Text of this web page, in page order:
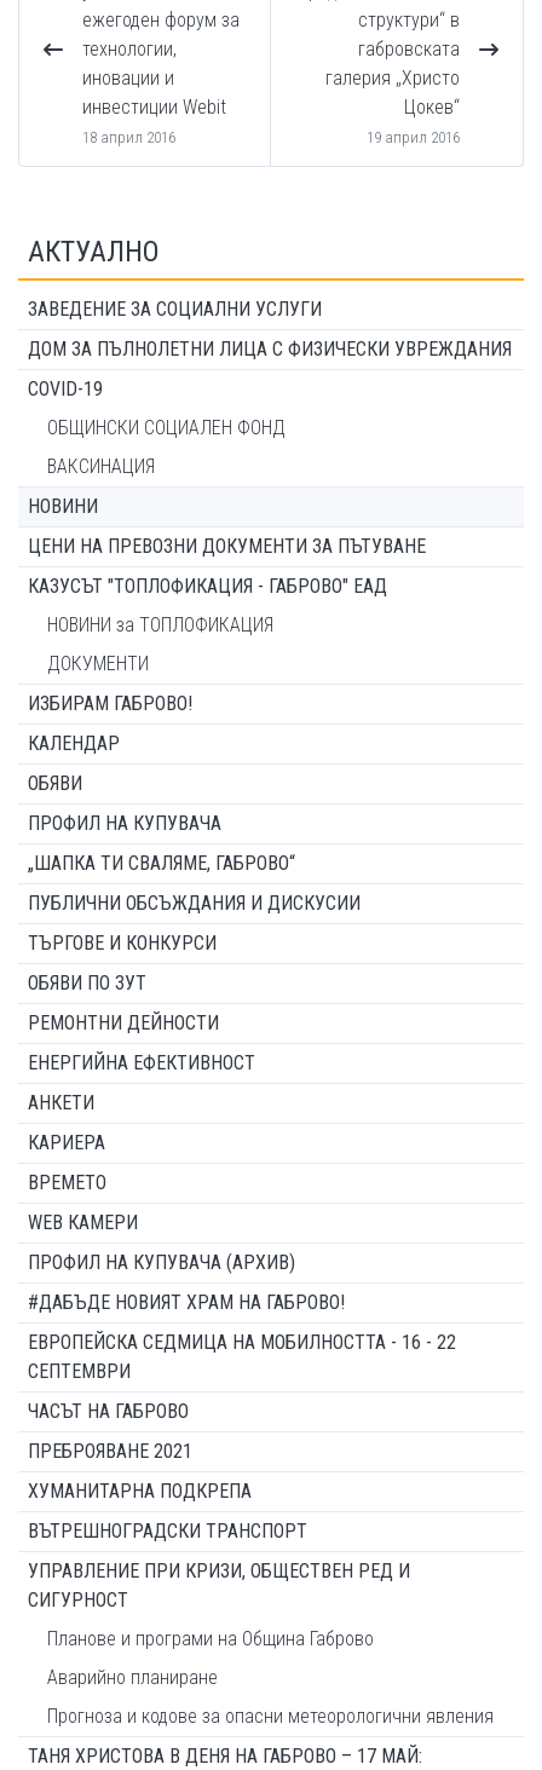
ежегоден форум за
технологии,
иновации и
инвестиции Webit
18 април 2016
структури“ в
габровската
галерия „Христо
Цокев“
19 април 2016
АКТУАЛНО
ЗАВЕДЕНИЕ ЗА СОЦИАЛНИ УСЛУГИ
ДОМ ЗА ПЪЛНОЛЕТНИ ЛИЦА С ФИЗИЧЕСКИ УВРЕЖДАНИЯ
COVID-19
ОБЩИНСКИ СОЦИАЛЕН ФОНД
ВАКСИНАЦИЯ
НОВИНИ
ЦЕНИ НА ПРЕВОЗНИ ДОКУМЕНТИ ЗА ПЪТУВАНЕ
КАЗУСЪТ "ТОПЛОФИКАЦИЯ - ГАБРОВО" ЕАД
НОВИНИ за ТОПЛОФИКАЦИЯ
ДОКУМЕНТИ
ИЗБИРАМ ГАБРОВО!
КАЛЕНДАР
ОБЯВИ
ПРОФИЛ НА КУПУВАЧА
„ШАПКА ТИ СВАЛЯМЕ, ГАБРОВО“
ПУБЛИЧНИ ОБСЪЖДАНИЯ И ДИСКУСИИ
ТЪРГОВЕ И КОНКУРСИ
ОБЯВИ ПО ЗУТ
РЕМОНТНИ ДЕЙНОСТИ
ЕНЕРГИЙНА ЕФЕКТИВНОСТ
АНКЕТИ
КАРИЕРА
ВРЕМЕТО
WEB КАМЕРИ
ПРОФИЛ НА КУПУВАЧА (АРХИВ)
#ДАБЪДЕ НОВИЯТ ХРАМ НА ГАБРОВО!
ЕВРОПЕЙСКА СЕДМИЦА НА МОБИЛНОСТТА - 16 - 22
СЕПТЕМВРИ
ЧАСЪТ НА ГАБРОВО
ПРЕБРОЯВАНЕ 2021
ХУМАНИТАРНА ПОДКРЕПА
ВЪТРЕШНОГРАДСКИ ТРАНСПОРТ
УПРАВЛЕНИЕ ПРИ КРИЗИ, ОБЩЕСТВЕН РЕД И
СИГУРНОСТ
Планове и програми на Община Габрово
Аварийно планиране
Прогноза и кодове за опасни метеорологични явления
ТАНЯ ХРИСТОВА В ДЕНЯ НА ГАБРОВО – 17 МАЙ: